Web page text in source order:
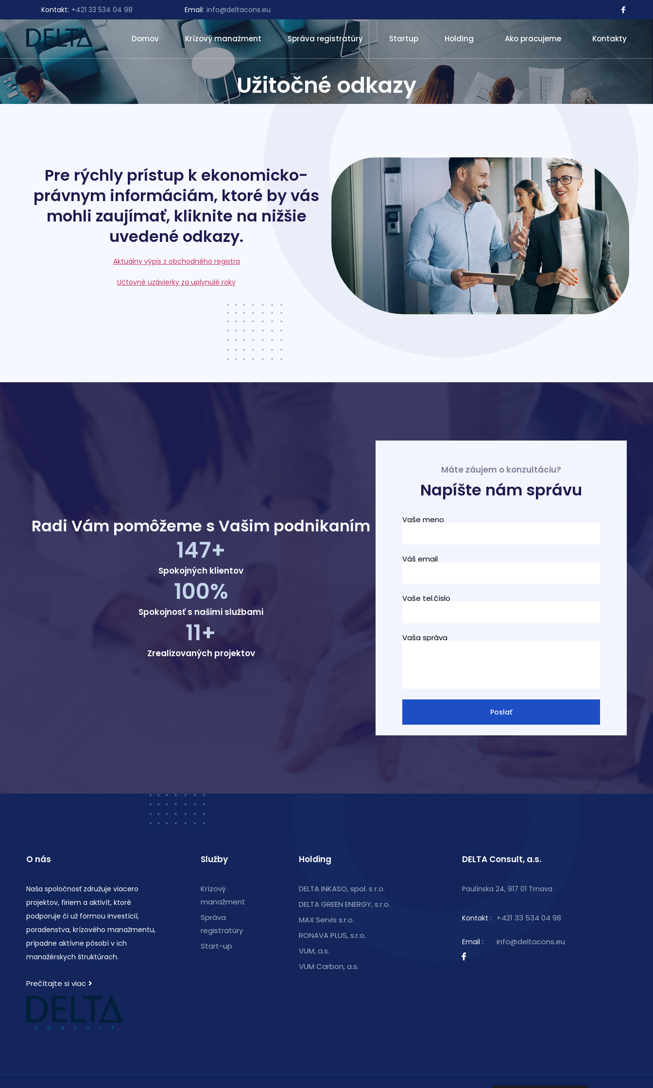
Kontakt: +421 33 534 04 98 Email: info@deltacons.eu
Domov Krízový manažment Správa registratúry Startup Holding Ako pracujeme Kontakty
Užitočné odkazy
Pre rýchly prístup k ekonomicko-
právnym informáciám, ktoré by vás
mohli zaujímať, kliknite na nižšie
uvedené odkazy.
Aktuálny výpis z obchodného registra
Učtovné uzávierky za uplynulé roky
Radi Vám pomôžeme s Vašim podnikaním
147+
Spokojných klientov
100%
Spokojnosť s našimi službami
11+
Zrealizovaných projektov
Máte záujem o konzultáciu?
Napíšte nám správu
Vaše meno
Váš email
Vaše tel.číslo
Vaša správa
O nás
Naša spoločnosť združuje viacero
projektov, firiem a aktivít, ktoré
podporuje či už formou investícií,
poradenstva, krízového manažmentu,
prípadne aktívne pôsobí v ich
manažérskych štruktúrach.
Prečítajte si viac
Služby
Krízový
manažment
Správa
registratúry
Start-up
Holding
DELTA INKASO, spol. s r.o.
DELTA GREEN ENERGY, s.r.o.
MAX Servis s.r.o.
RONAVA PLUS, s.r.o.
VUM, a.s.
VUM Carbon, a.s.
DELTA Consult, a.s.
Paulínska 24, 917 01 Trnava
Kontakt : +421 33 534 04 98
Email : info@deltacons.eu